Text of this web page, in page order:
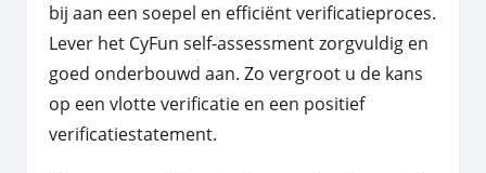
bij aan een soepel en efficiënt verificatieproces.
Lever het CyFun self-assessment zorgvuldig en
goed onderbouwd aan. Zo vergroot u de kans
op een vlotte verificatie en een positief
verificatiestatement.